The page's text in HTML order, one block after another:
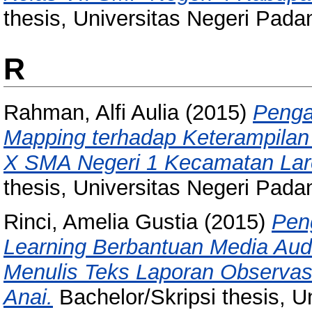
thesis, Universitas Negeri
R
Rahman, Alfi Aulia(2015)
Mapping terhadap
X SMA Negeri 1 Kecamatan
thesis, Universitas Negeri
Rinci, Amelia Gustia(2015)
Learning Berbantuan Media
Menulis Teks Laporan
Anai. Bachelor/Skripsi thesis,